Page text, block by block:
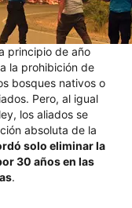
principio de año
la prohibición de
bosques nativos o
Pero, al igual
los aliados se
absoluta de la
solo eliminar la
30 años en las
.